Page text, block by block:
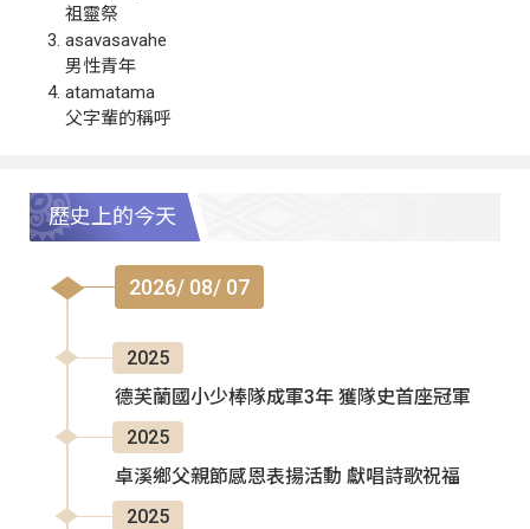
祖靈祭
asavasavahe
男性青年
atamatama
父字輩的稱呼
歷史上的今天
2026/ 08/ 07
2025
德芙蘭國小少棒隊成軍3年 獲隊史首座冠軍
2025
卓溪鄉父親節感恩表揚活動 獻唱詩歌祝福
2025